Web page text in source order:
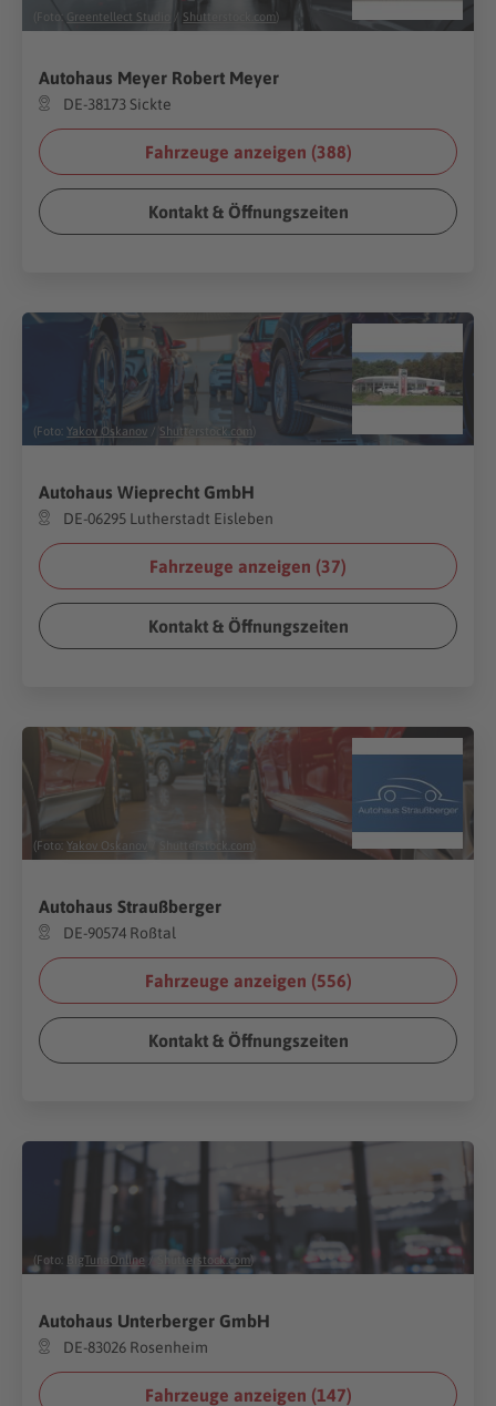
(Foto: Greentellect Studio / Shutterstock.com)
Autohaus Meyer Robert Meyer
DE-38173 Sickte
Fahrzeuge anzeigen (388)
Kontakt & Öffnungszeiten
(Foto: Yakov Oskanov / Shutterstock.com
Autohaus Wieprecht GmbH
DE-06295 Lutherstadt Eisleben
Fahrzeuge anzeigen (37)
Kontakt & Öffnungszeiten
(Foto: Yakov Oskanov Shutterstock.com
Autohaus Straußberger
DE-90574 Roßtal
Fahrzeuge anzeigen (556)
Kontakt & Öffnungszeiten
(Foto: BigTunaOnline / Shutterstock.com)
Autohaus Unterberger GmbH
DE-83026 Rosenheim
Fahrzeuge anzeigen (147)